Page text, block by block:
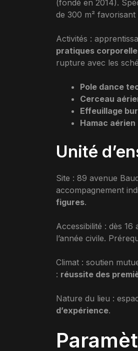
(fondé en 2014).
de 300 m² favorisant
Activités :
pratiques
rupture avec les
Pole dance
Cerceau
Effeuillage
Hamac aérien
Unité
Site : 89 avenue
accompagnement
figures.
Accessibilité : dès 16
l’année civile.
Climat : soutien
: réussite des
Nature du lieu :
d’expérience.